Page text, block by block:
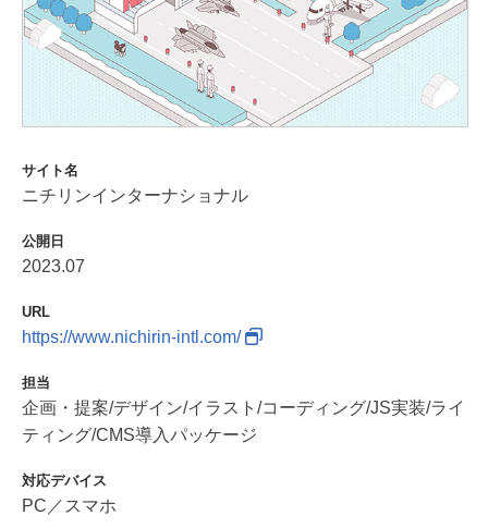
サイト名
ニチリンインターナショナル
公開日
2023.07
URL
https://www.nichirin-intl.com/
担当
企画・提案/デザイン/イラスト/コーディング/JS実装/ライ
ティング/CMS導入パッケージ
対応デバイス
PC／スマホ